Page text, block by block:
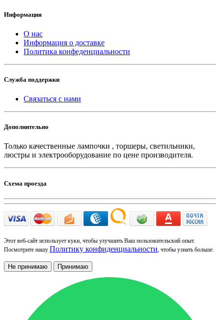
Информация
О нас
Информация о доставке
Политика конфеденциальности
Служба поддержки
Связаться с нами
Дополнительно
Только качественные лампочки , торшеры, светильники,
люстры и электрооборудование по цене производителя.
Схема проезда
Этот веб-сайт использует куки, чтобы улучшить Ваш пользовательский опыт.
Посмотрите нашу Политику конфиденциальности, чтобы узнать больше.
Не принимаю Принимаю